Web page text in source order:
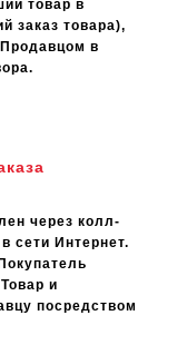
товар в
заказ товара),
в
через колл-
сети Интернет.
и
посредством